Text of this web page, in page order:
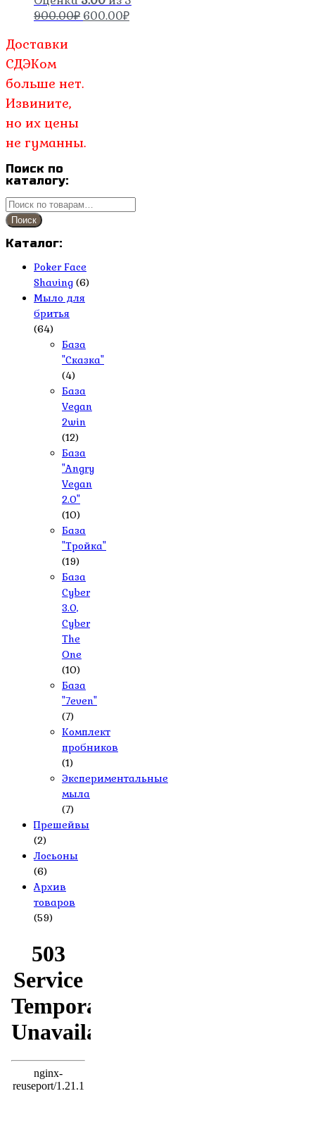
900.00₽ Первоначальная
600.00₽Текущая
Доставки
СДЭКом
больше нет.
Извините,
но их цены
не гуманны.
Поиск по
каталогу:
Искать:
Поиск
Каталог:
Poker Face
Shaving (6)
Мыло для
бритья
(64)
База
"Сказка"
(4)
База
Vegan
2win
(12)
База
"Angry
Vegan
2.0"
(10)
База
"Тройка"
(19)
База
Cyber
3.0,
Cyber
The
One
(10)
База
"7even"
(7)
Комплект
пробников
(1)
Экспериментальные
мыла
(7)
Прешейвы
(2)
Лосьоны
(6)
Архив
товаров
(59)